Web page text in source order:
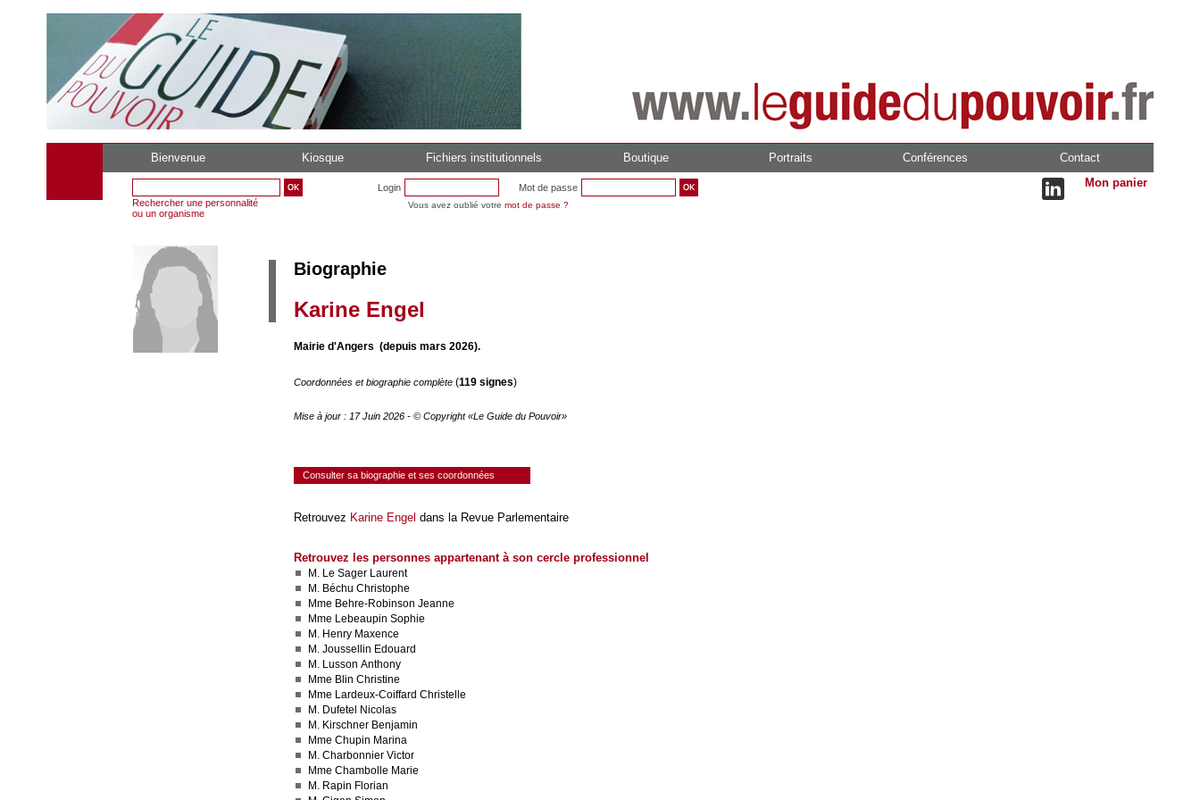
Bienvenue Kiosque Fichiers institutionnels Boutique Portraits Conférences Contact
Rechercher une personnalité
ou un organisme
Login Mot de passe
Vous avez oublié votre mot de passe ?
Mon panier
Biographie
Karine Engel
Mairie d'Angers (depuis mars 2026).
Coordonnées et biographie complète (119 signes)
Mise à jour : 17 Juin 2026 - © Copyright «Le Guide du Pouvoir»
Consulter sa biographie et ses coordonnées
Retrouvez Karine Engel dans la Revue Parlementaire
Retrouvez les personnes appartenant à son cercle professionnel
M. Le Sager Laurent
M. Béchu Christophe
Mme Behre-Robinson Jeanne
Mme Lebeaupin Sophie
M. Henry Maxence
M. Joussellin Edouard
M. Lusson Anthony
Mme Blin Christine
Mme Lardeux-Coiffard Christelle
M. Dufetel Nicolas
M. Kirschner Benjamin
Mme Chupin Marina
M. Charbonnier Victor
Mme Chambolle Marie
M. Rapin Florian